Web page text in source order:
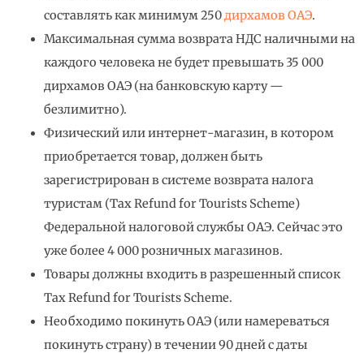
составлять как минимум 250 дирхамов ОАЭ.
Максимальная сумма возврата НДС наличными на
каждого человека не будет превышать 35 000
дирхамов ОАЭ (на банковскую карту —
безлимитно).
Физический или интернет-магазин, в котором
приобретается товар, должен быть
зарегистрирован в системе возврата налога
туристам (Tax Refund for Tourists Scheme)
Федеральной налоговой службы ОАЭ. Сейчас это
уже более 4 000 розничных магазинов.
Товары должны входить в разрешенный список
Tax Refund for Tourists Scheme.
Необходимо покинуть ОАЭ (или намереваться
покинуть страну) в течении 90 дней с даты